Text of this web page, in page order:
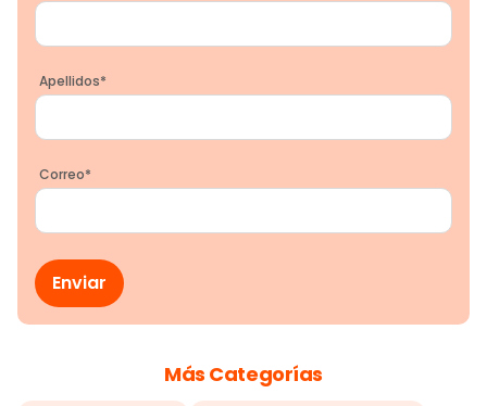
Apellidos*
Correo*
Más Categorías